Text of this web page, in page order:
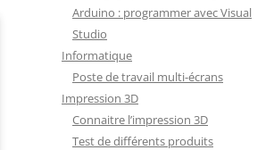
Arduino : programmer avec Visual
Studio
Informatique
Poste de travail multi-écrans
Impression 3D
Connaitre l’impression 3D
Test de différents produits